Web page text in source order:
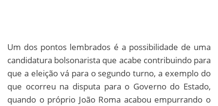
Um dos pontos lembrados é a possibilidade de uma
candidatura bolsonarista que acabe contribuindo para
que a eleição vá para o segundo turno, a exemplo do
que ocorreu na disputa para o Governo do Estado,
quando o próprio João Roma acabou empurrando o